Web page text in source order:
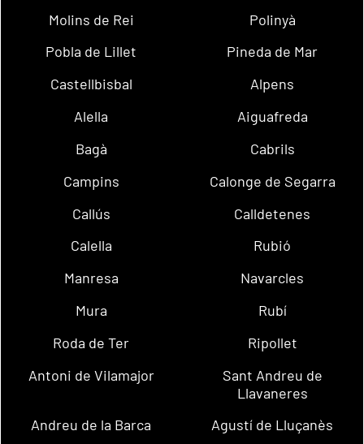
Molins de Rei
Polinyà
Pobla de Lillet
Pineda de Mar
Castellbisbal
Alpens
Alella
Aiguafreda
Bagà
Cabrils
Campins
Calonge de Segarra
Callús
Calldetenes
Calella
Rubió
Manresa
Navarcles
Mura
Rubí
Roda de Ter
Ripollet
Antoni de Vilamajor
Sant Andreu de
Llavaneres
Andreu de la Barca
Agustí de Lluçanès